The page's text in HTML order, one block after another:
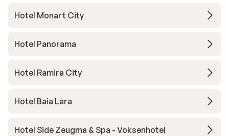
Hotel Monart City
Hotel Panorama
Hotel Ramira City
Hotel Baia Lara
Hotel Side Zeugma & Spa - Voksenhotel